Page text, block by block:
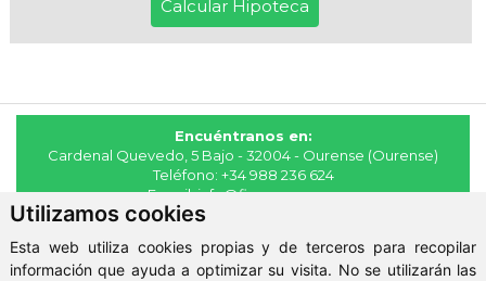
Utilizamos cookies
Esta web utiliza cookies propias y de terceros para recopilar
información que ayuda a optimizar su visita. No se utilizarán las
Encuéntranos en:
Cardenal Quevedo, 5 Bajo - 32004 - Ourense (Ourense)
Teléfono: +34 988 236 624
E-mail:info@fincasmaya.es
© 2026 - Fincas Maya
Aviso Legal-Política de Privacidad- ClickViviendas